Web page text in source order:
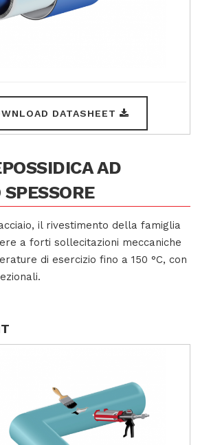
DATASHEET
AD
il rivestimento della famiglia
a forti sollecitazioni meccaniche
di esercizio fino a 150 °C, con